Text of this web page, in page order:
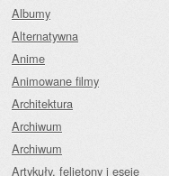
Albumy
Alternatywna
Anime
Animowane filmy
Architektura
Archiwum
Archiwum
Artykuły, felietony i eseje